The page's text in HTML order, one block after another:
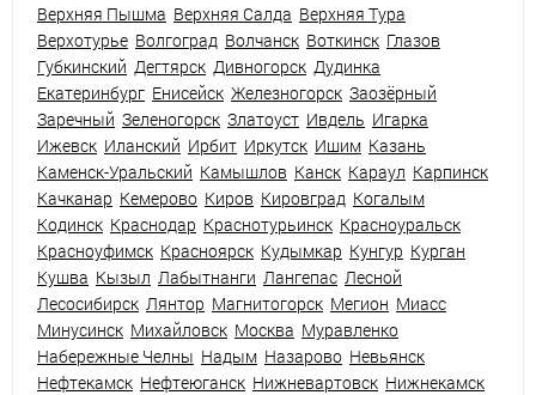
Верхняя Пышма Верхняя Салда Верхняя Тура
Верхотурье Волгоград Волчанск Воткинск Глазов
Губкинский Дегтярск Дивногорск Дудинка
Екатеринбург Енисейск Железногорск Заозёрный
Заречный Зеленогорск Златоуст Ивдель Игарка
Ижевск Иланский Ирбит Иркутск Ишим Казань
Каменск-Уральский Камышлов Канск Караул Карпинск
Качканар Кемерово Киров Кировград Когалым
Кодинск Краснодар Краснотурьинск Красноуральск
Красноуфимск Красноярск Кудымкар Кунгур Курган
Кушва Кызыл Лабытнанги Лангепас Лесной
Лесосибирск Лянтор Магнитогорск Мегион Миасс
Минусинск Михайловск Москва Муравленко
Набережные Челны Надым Назарово Невьянск
Нефтекамск Нефтеюганск Нижневартовск Нижнекамск